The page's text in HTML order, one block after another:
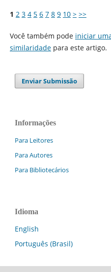
1 2 3 4 5 6 7 8 9 10 > >>
Você também pode iniciar
similaridadepara este artigo.
Enviar Submissão
Informações
Para Leitores
Para Autores
Para Bibliotecários
Idioma
English
Português (Brasil)